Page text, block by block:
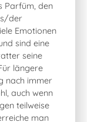
Parfüm, den
der
Emotionen
sind eine
seine
längere
nach immer
auch wenn
teilweise
man